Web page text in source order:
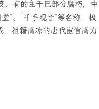
有的主干已部分腐朽，中
”、“千手观音”等名称，极
祖籍高凉的唐代宦官高力